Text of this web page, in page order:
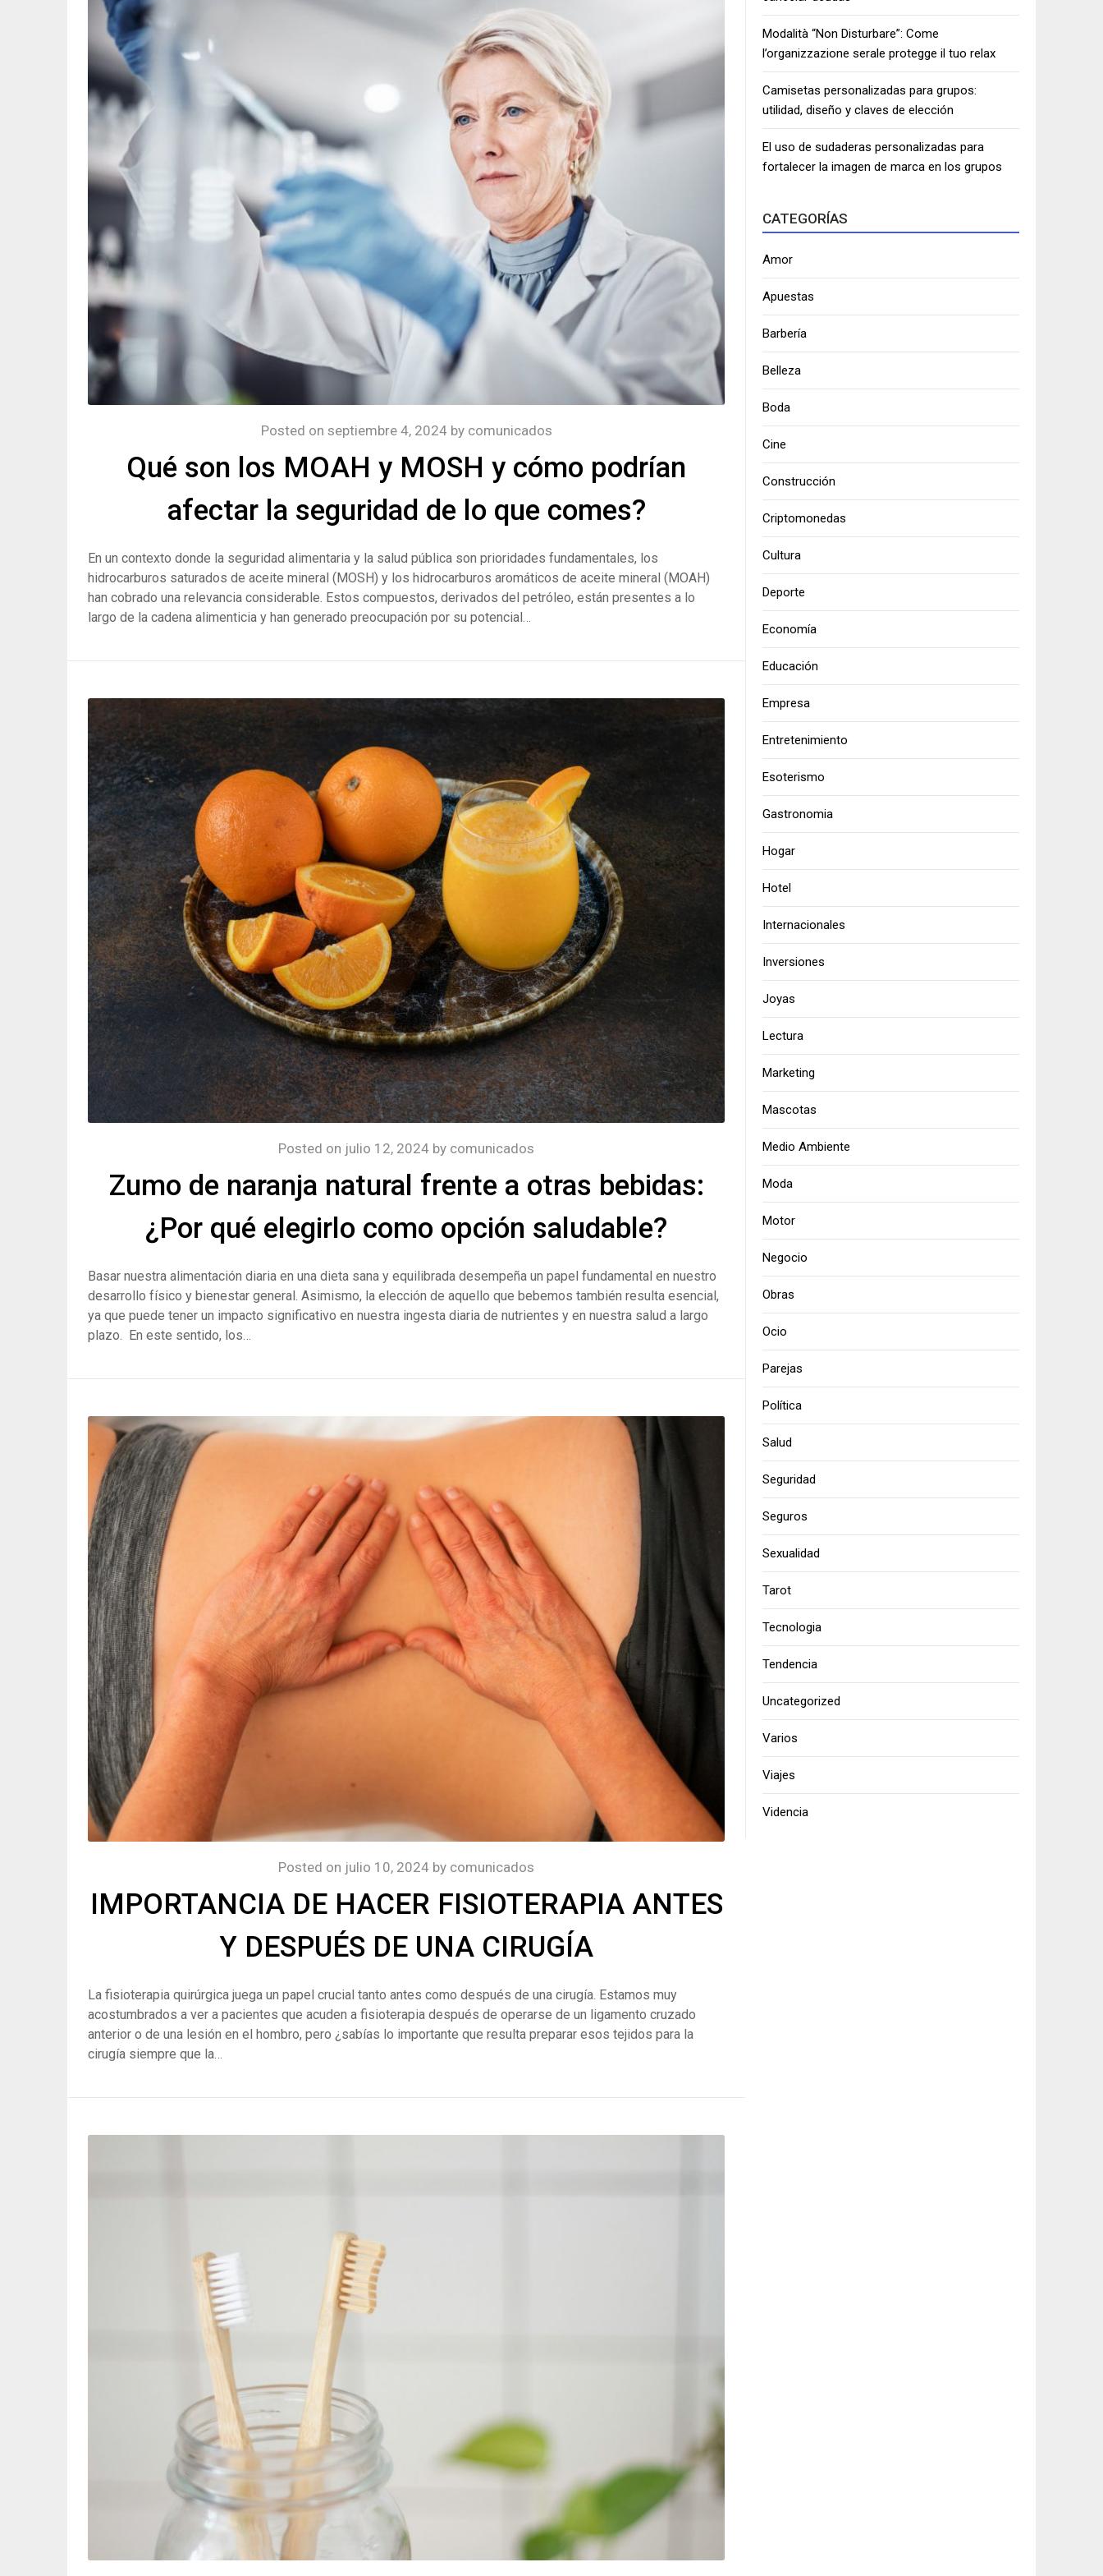
Qué son los MOAH y MOSH y cómo podrían
afectar la seguridad de lo que comes?
Posted on septiembre 4, 2024by comunicados
En un contexto donde la seguridad alimentaria y la salud pública son prioridades fundamentales, los
hidrocarburos saturados de aceite mineral (MOSH) y los hidrocarburos aromáticos de aceite mineral (MOAH)
han cobrado una relevancia considerable. Estos compuestos, derivados del petróleo, están presentes a lo
largo de la cadena alimenticia y han generado preocupación por su potencial…
Zumo de naranja natural frente a otras bebidas:
¿Por qué elegirlo como opción saludable?
Posted on julio 12, 2024 by comunicados
Basar nuestra alimentación diaria en una dieta sana y equilibrada desempeña un papel fundamental en nuestro
desarrollo físico y bienestar general. Asimismo, la elección de aquello que bebemos también resulta esencial,
ya que puede tener un impacto significativo en nuestra ingesta diaria de nutrientes y en nuestra salud a largo
plazo. En este sentido, los…
IMPORTANCIA DE HACER FISIOTERAPIA ANTES
Y DESPUÉS DE UNA CIRUGÍA
Posted on julio 10, 2024 by comunicados
La fisioterapia quirúrgica juega un papel crucial tanto antes como después de una cirugía. Estamos muy
acostumbrados a ver a pacientes que acuden a fisioterapia después de operarse de un ligamento cruzado
anterior o de una lesión en el hombro, pero ¿sabías lo importante que resulta preparar esos tejidos para la
cirugía siempre que la…
Modalità “Non Disturbare”: Come
l’organizzazione serale protegge il tuo relax
Camisetas personalizadas para grupos:
utilidad, diseño y claves de elección
El uso de sudaderas personalizadas para
fortalecer la imagen de marca en los grupos
CATEGORÍAS
Amor
Apuestas
Barbería
Belleza
Boda
Cine
Construcción
Criptomonedas
Cultura
Deporte
Economía
Educación
Empresa
Entretenimiento
Esoterismo
Gastronomia
Hogar
Hotel
Internacionales
Inversiones
Joyas
Lectura
Marketing
Mascotas
Medio Ambiente
Moda
Motor
Negocio
Obras
Ocio
Parejas
Política
Salud
Seguridad
Seguros
Sexualidad
Tarot
Tecnologia
Tendencia
Uncategorized
Varios
Viajes
Videncia